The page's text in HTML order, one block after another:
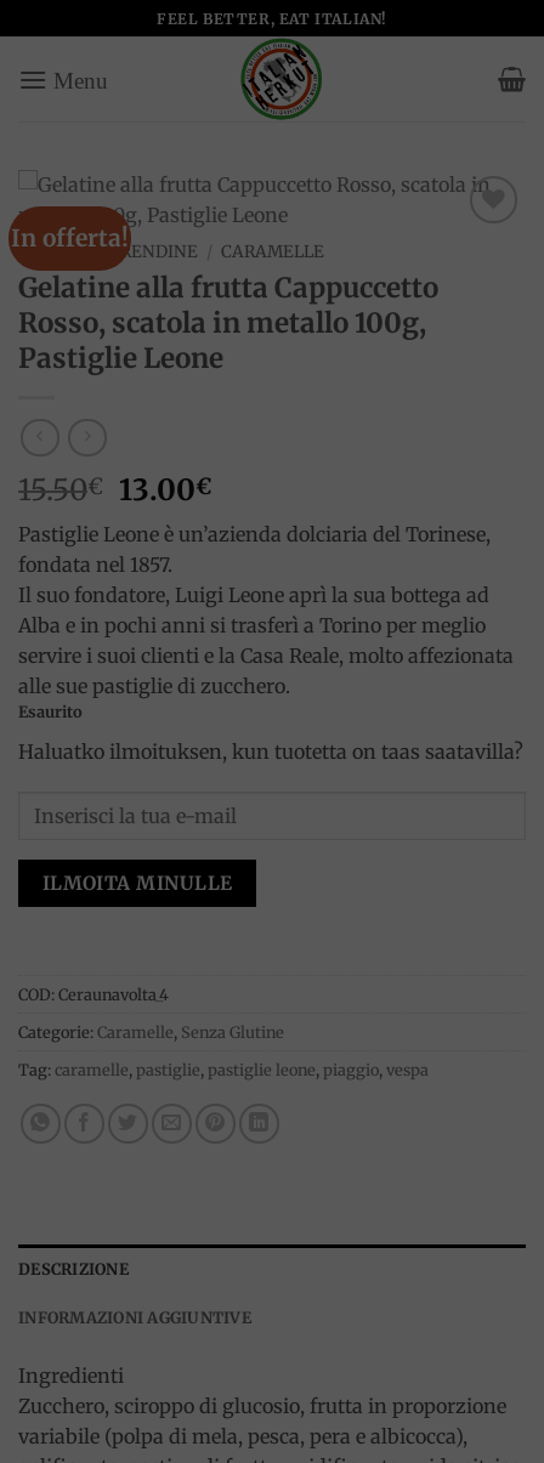
ai
contenuti
FEEL BETTER, EAT ITALIAN!
In offerta!
HOME / MERENDINE / CARAMELLE
Gelatine alla frutta Cappuccetto
Rosso, scatola in metallo 100g,
Pastiglie Leone
15.50€ Il
prezzo
originale
era:
15.50€.
13.00€Il
prezzo
attuale
è:
13.00€.
Pastiglie Leone è un’azienda dolciaria del Torinese,
fondata nel 1857.
Il suo fondatore, Luigi Leone aprì la sua bottega ad
Alba e in pochi anni si trasferì a Torino per meglio
servire i suoi clienti e la Casa Reale, molto affezionata
alle sue pastiglie di zucchero.
Esaurito
Haluatko ilmoituksen, kun tuotetta on taas saatavilla?
ILMOITA MINULLE
COD: Ceraunavolta_4
Categorie: Caramelle, Senza Glutine
Tag: caramelle, pastiglie, pastiglie leone, piaggio, vespa
DESCRIZIONE
INFORMAZIONI AGGIUNTIVE
Ingredienti
Zucchero, sciroppo di glucosio, frutta in proporzione
variabile (polpa di mela, pesca, pera e albicocca),